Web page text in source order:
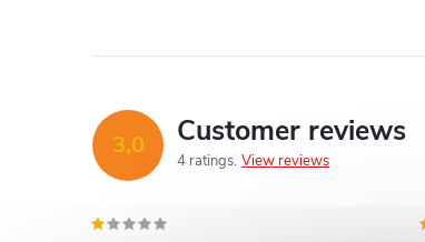
3,0 Customer reviews
4 ratings View reviews